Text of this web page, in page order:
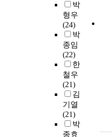
박
형우
(24)
박
종임
(22)
한
철우
(21)
김
기열
(21)
박
종효